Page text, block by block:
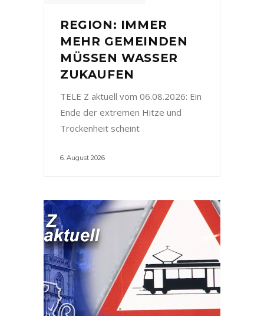
REGION: IMMER
MEHR GEMEINDEN
MÜSSEN WASSER
ZUKAUFEN
TELE Z aktuell vom 06.08.2026: Ein
Ende der extremen Hitze und
Trockenheit scheint
6. August 2026